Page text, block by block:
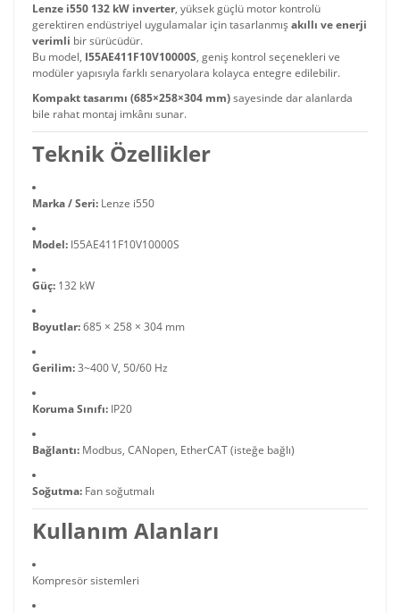
Lenze i550 132 kW inverter, yüksek güçlü motor kontrolü
gerektiren endüstriyel uygulamalar için tasarlanmış akıllı ve enerji
verimli bir sürücüdür.
Bu model, I55AE411F10V10000S, geniş kontrol seçenekleri ve
modüler yapısıyla farklı senaryolara kolayca entegre edilebilir.
Kompakt tasarımı (685×258×304 mm)sayesinde dar alanlarda
bile rahat montaj imkânı sunar.
Teknik Özellikler
Marka / Seri: Lenze i550
Model: I55AE411F10V10000S
Güç: 132 kW
Boyutlar:685 × 258 × 304 mm
Gerilim:3~400 V, 50/60 Hz
Koruma Sınıfı: IP20
Bağlantı: Modbus, CANopen, EtherCAT (isteğe bağlı)
Soğutma: Fan soğutmalı
Kullanım Alanları
Kompresör sistemleri